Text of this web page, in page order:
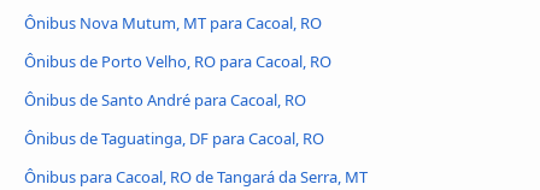
Ônibus Nova Mutum, MT para Cacoal, RO
Ônibus de Porto Velho, RO para Cacoal, RO
Ônibus de Santo André para Cacoal, RO
Ônibus de Taguatinga, DF para Cacoal, RO
Ônibus para Cacoal, RO de Tangará da Serra, MT